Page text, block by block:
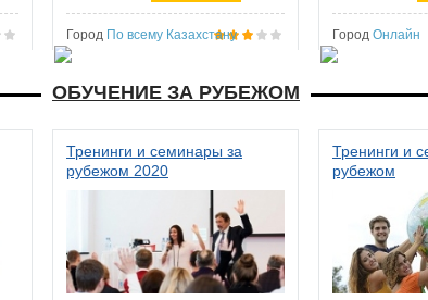
Город По всему Казахстану Город Онлайн
ОБУЧЕНИЕ ЗА РУБЕЖОМ
Тренинги и семинары за
рубежом 2020
Тренинги и
рубежом